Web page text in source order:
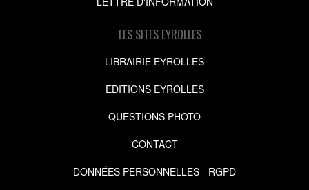
LES SITES EYROLLES
LIBRAIRIE EYROLLES
EDITIONS EYROLLES
QUESTIONS PHOTO
CONTACT
DONNÉES PERSONNELLES - RGPD